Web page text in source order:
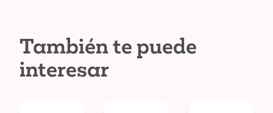
También te puede
interesar